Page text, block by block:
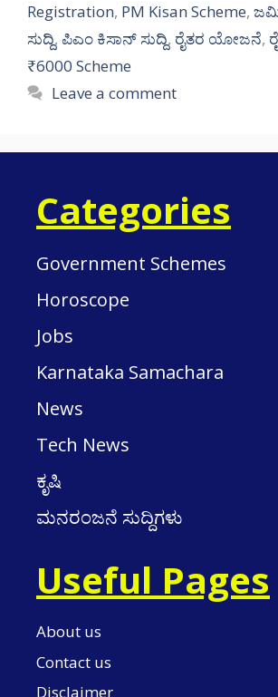
Registration, PM Kisan Scheme,
ಸುದ್ದಿ, ಪಿಎಂ ಕಿಸಾನ್ ಸುದ್ದಿ, ರೈತರ ಯೋಜನೆ,
₹6000 Scheme
Leave a comment
Categories
Government Schemes
Horoscope
Jobs
Karnataka Samachara
News
Tech News
ಕೃಷಿ
ಮನರಂಜನೆ ಸುದ್ದಿಗಳು
Useful Pages
About us
Contact us
Disclaimer